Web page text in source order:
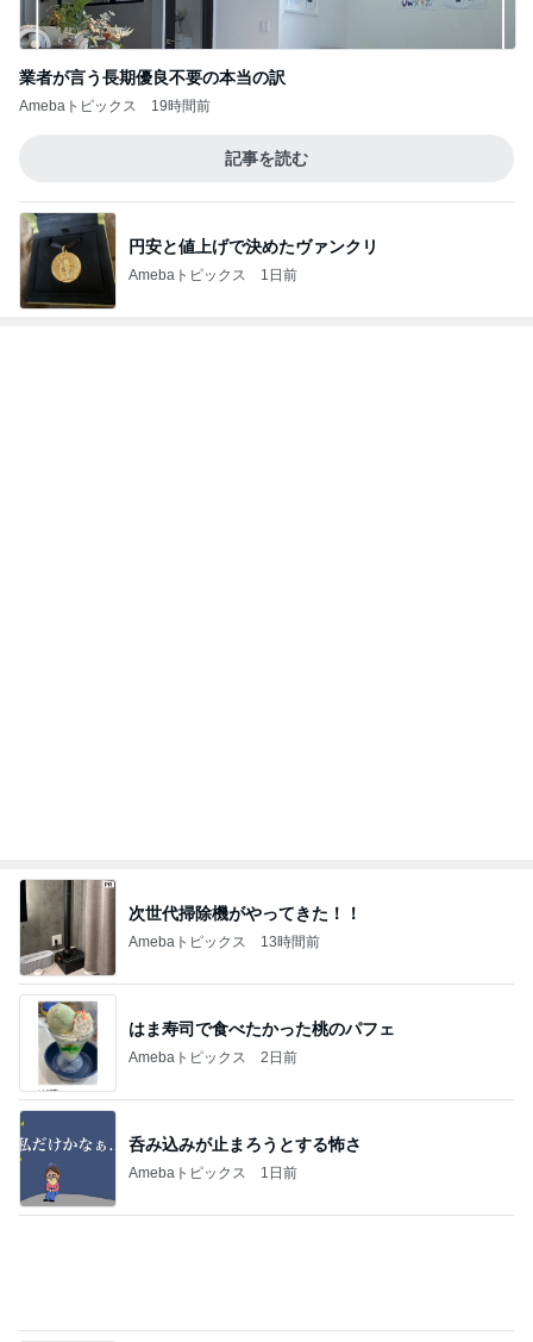
業者が言う長期優良不要の本当の訳
Amebaトピックス 19時間前
記事を読む
円安と値上げで決めたヴァンクリ
Amebaトピックス 1日前
全部手作りをやめたお弁当の理由